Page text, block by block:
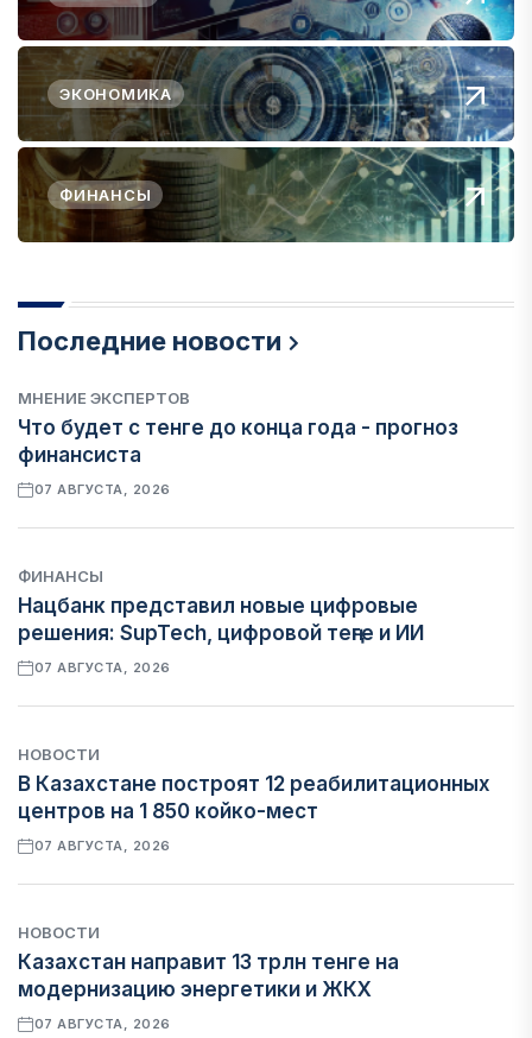
ЭКОНОМИКА
ФИНАНСЫ
Последние новости
МНЕНИЕ ЭКСПЕРТОВ
Что будет с тенге до конца года - прогноз
финансиста
07 АВГУСТА, 2026
ФИНАНСЫ
Нацбанк представил новые цифровые
решения: SupTech, цифровой теңге и ИИ
07 АВГУСТА, 2026
НОВОСТИ
В Казахстане построят 12 реабилитационных
центров на 1 850 койко-мест
07 АВГУСТА, 2026
НОВОСТИ
Казахстан направит 13 трлн тенге на
модернизацию энергетики и ЖКХ
07 АВГУСТА, 2026